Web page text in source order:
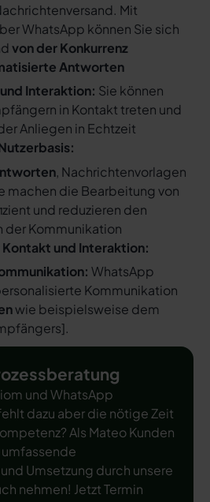
Mit
WhatsApp können Sie sich
von der Konkurrenz
Antworten
Interaktion: Sie können
in Kontakt treten und
Anliegen in Echtzeit
, Nachrichtenvorlagen
machen die Bearbeitung von
und reduzieren den
der Kommunikation
und Interaktion:
WhatsApp
Kommunikation
wie beispielsweise dem
].
und WhatsApp
dazu aber die nötige Zeit
Als Mateo Kunden
umfassende
Umsetzung durch unsere
nehmen! Jetzt Termin